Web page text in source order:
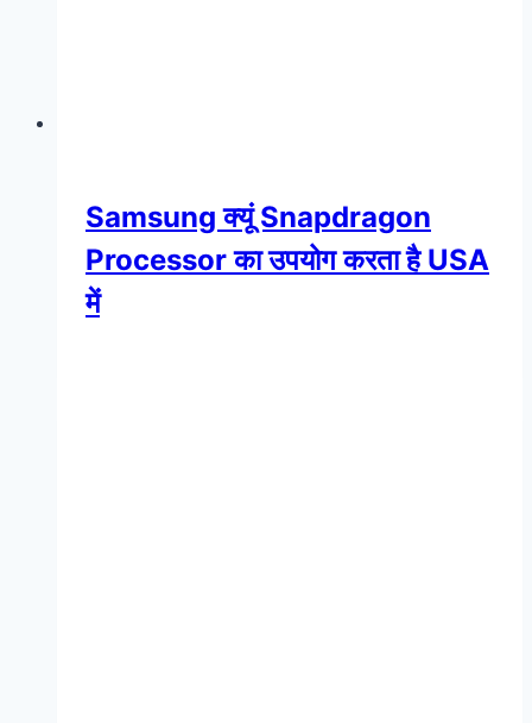
Samsung क्यूं Snapdragon
Processor का उपयोग करता है USA
में